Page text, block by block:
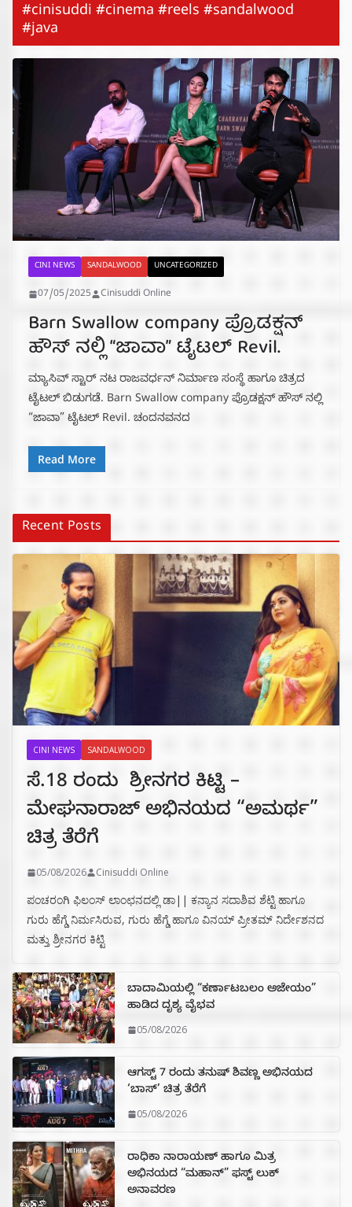
#cinisuddi #cinema #reels #sandalwood
#java
CINI NEWS SANDALWOOD UNCATEGORIZED
07/05/2025 Cinisuddi Online
Barn Swallow company ಪ್ರೊಡಕ್ಷನ್
ಹೌಸ್ ನಲ್ಲಿ “ಜಾವಾ” ಟೈಟಲ್ Revil.
ಮ್ಯಾಸಿವ್ ಸ್ಟಾರ್ ನಟ ರಾಜವರ್ಧನ್ ನಿರ್ಮಾಣ ಸಂಸ್ಥೆ ಹಾಗೂ ಚಿತ್ರದ
ಟೈಟಲ್ ಬಿಡುಗಡೆ. Barn Swallow company ಪ್ರೊಡಕ್ಷನ್ ಹೌಸ್ ನಲ್ಲಿ
“ಜಾವಾ” ಟೈಟಲ್ Revil. ಚಂದನವನದ
Read More
Recent Posts
CINI NEWS SANDALWOOD
ಸೆ.18 ರಂದು ಶ್ರೀನಗರ ಕಿಟ್ಟಿ –
ಮೇಘನಾರಾಜ್ ಅಭಿನಯದ “ಅಮರ್ಥ”
ಚಿತ್ರ ತೆರೆಗೆ
05/08/2026 Cinisuddi Online
ಪಂಚರಂಗಿ ಫಿಲಂಸ್ ಲಾಂಛನದಲ್ಲಿ ಡಾ|| ಕನ್ಯಾನ ಸದಾಶಿವ ಶೆಟ್ಟಿ ಹಾಗೂ
ಗುರು ಹೆಗ್ಡೆ ನಿರ್ಮಸಿರುವ, ಗುರು ಹೆಗ್ಡೆ ಹಾಗೂ ವಿನಯ್ ಪ್ರೀತಮ್ ನಿರ್ದೇಶನದ
ಮತ್ತು ಶ್ರೀನಗರ ಕಿಟ್ಟಿ
ಬಾದಾಮಿಯಲ್ಲಿ “ಕರ್ಣಾಟಬಲಂ ಅಜೇಯಂ”
ಹಾಡಿದ ದೃಶ್ಯ ವೈಭವ
05/08/2026
ಆಗಸ್ಟ್ 7 ರಂದು ತನುಷ್ ಶಿವಣ್ಣ ಅಭಿನಯದ
‘ಬಾಸ್’ ಚಿತ್ರ ತೆರೆಗೆ
05/08/2026
ರಾಧಿಕಾ ನಾರಾಯಣ್ ಹಾಗೂ ಮಿತ್ರ
ಅಭಿನಯದ “ಮಹಾನ್” ಫಸ್ಟ್ ಲುಕ್
ಅನಾವರಣ